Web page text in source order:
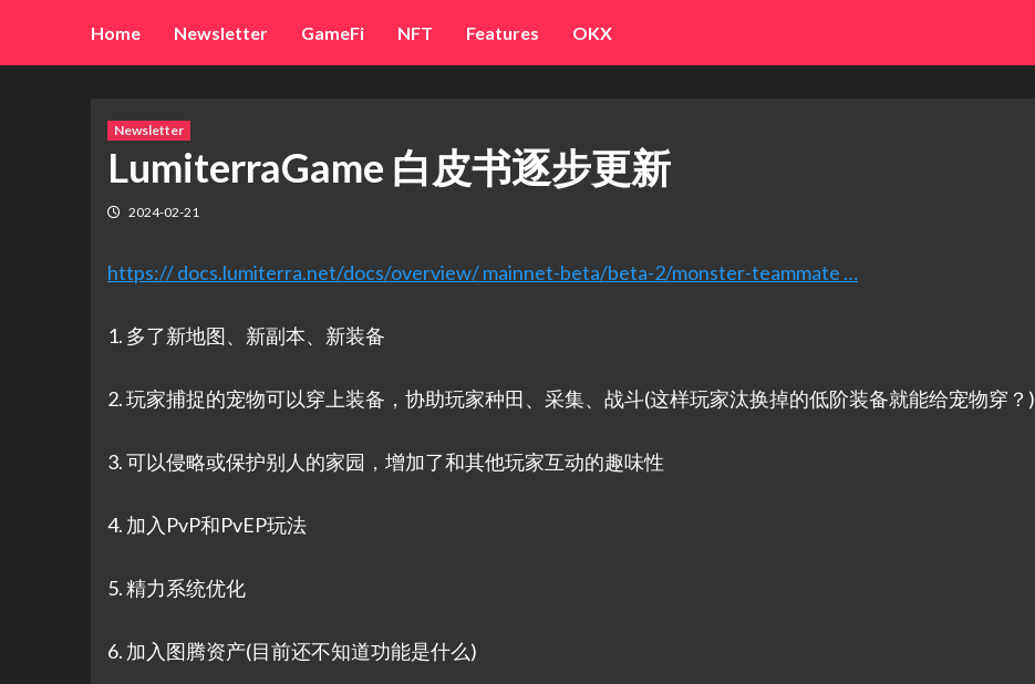
content
Home Newsletter GameFi NFT Features OKX
Newsletter
LumiterraGame 白皮书逐步更新
2024-02-21
https:// docs.lumiterra.net/docs/overview/ mainnet-beta/beta-2/monster-teammate …
1. 多了新地图、新副本、新装备
2. 玩家捕捉的宠物可以穿上装备，协助玩家种田、采集、战斗(这样玩家汰换掉的低阶装备就能给宠物穿？)
3. 可以侵略或保护别人的家园，增加了和其他玩家互动的趣味性
4. 加入PvP和PvEP玩法
5. 精力系统优化
6. 加入图腾资产(目前还不知道功能是什么)